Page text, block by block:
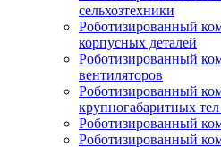
сельхозтехники
Роботизированный
корпусных деталей
Роботизированный
вентиляторов
Роботизированный
крупногабаритных
Роботизированный
Роботизированный